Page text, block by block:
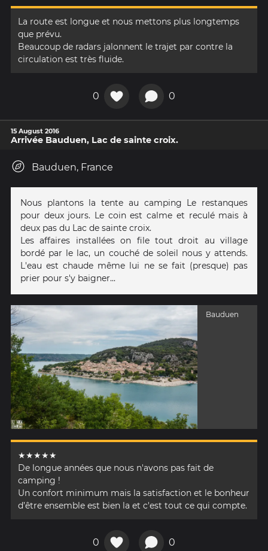
La route est longue et nous mettons plus longtemps
que prévu.
Beaucoup de radars jalonnent le trajet par contre la
circulation est très fluide.
0 0
15 August 2016
Arrivée Bauduen, Lac de sainte croix.
Bauduen, France
Nous plantons la tente au camping Le restanques
pour deux jours. Le coin est calme et reculé mais à
deux pas du Lac de sainte croix.
Les affaires installées on file tout droit au village
bordé par le lac, un couché de soleil nous y attends.
L'eau est chaude même lui ne se fait (presque) pas
prier pour s'y baigner...
Bauduen
★★★★★
De longue années que nous n'avons pas fait de
camping !
Un confort minimum mais la satisfaction et le bonheur
d’être ensemble est bien la et c'est tout ce qui compte.
0 0